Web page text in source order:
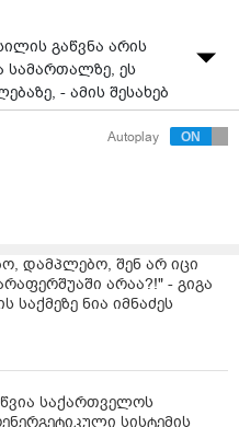
გაწვნა არის
სამართალზე, ეს
- ამის შესახებ
ადვოკატმა, მაია
არის დაცინვა
თუ შიგნით ჩაიხედავთ,
ყველაფერია
Autoplay
დამპლებო, შენ არ იცი
არაა?!" - გიგა
საქმეზე ნია იმნაძეს
საქართველოს
სისტემის